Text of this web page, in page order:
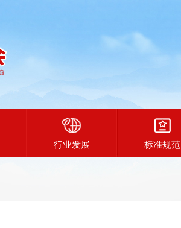
行业发展 标准规范